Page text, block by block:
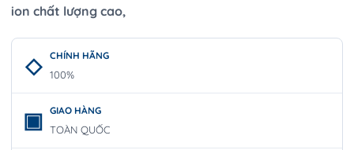
ion chất lượng cao,
CHÍNH HÃNG
100%
GIAO HÀNG
TOÀN QUỐC